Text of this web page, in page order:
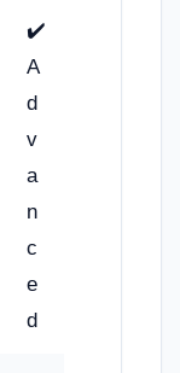
✔️
A
d
v
a
n
c
e
d